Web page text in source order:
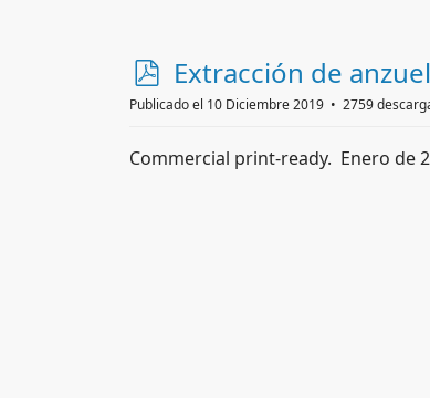
p
d
Extracción de
Publicado el 10 Diciembre 2019 2759
Commercial print-ready. Enero de